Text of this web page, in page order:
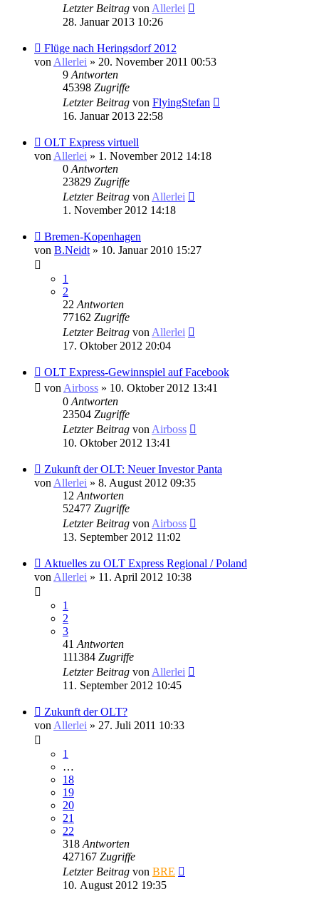
Letzter Beitrag von Allerlei
28. Januar 2013 10:26
Flüge nach Heringsdorf 2012
von Allerlei » 20. November 2011 00:53
9 Antworten
45398 Zugriffe
Letzter Beitrag von FlyingStefan
16. Januar 2013 22:58
OLT Express virtuell
von Allerlei » 1. November 2012 14:18
0 Antworten
23829 Zugriffe
Letzter Beitrag von Allerlei
1. November 2012 14:18
Bremen-Kopenhagen
von B.Neidt » 10. Januar 2010 15:27
1
2
22 Antworten
77162 Zugriffe
Letzter Beitrag von Allerlei
17. Oktober 2012 20:04
OLT Express-Gewinnspiel auf Facebook
von Airboss » 10. Oktober 2012 13:41
0 Antworten
23504 Zugriffe
Letzter Beitrag von Airboss
10. Oktober 2012 13:41
Zukunft der OLT: Neuer Investor Panta
von Allerlei » 8. August 2012 09:35
12 Antworten
52477 Zugriffe
Letzter Beitrag von Airboss
13. September 2012 11:02
Aktuelles zu OLT Express Regional / Poland
von Allerlei » 11. April 2012 10:38
1
2
3
41 Antworten
111384 Zugriffe
Letzter Beitrag von Allerlei
11. September 2012 10:45
Zukunft der OLT?
von Allerlei » 27. Juli 2011 10:33
1
…
18
19
20
21
22
318 Antworten
427167 Zugriffe
Letzter Beitrag von BRE
10. August 2012 19:35